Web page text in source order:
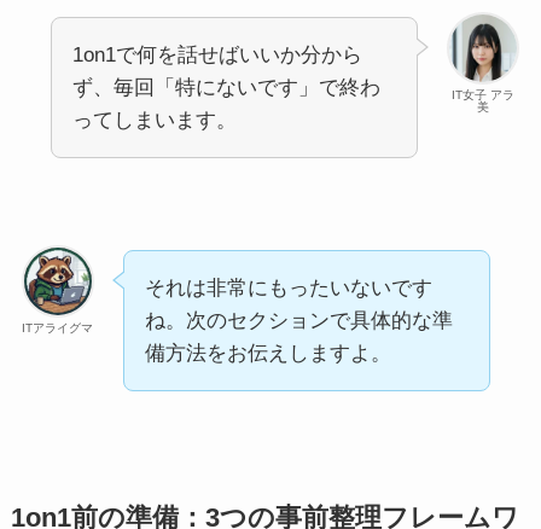
IT女子 アラ
美
1on1で何を話せばいいか分から
ず、毎回「特にないです」で終わ
ってしまいます。
ITアライグマ
それは非常にもったいないです
ね。次のセクションで具体的な準
備方法をお伝えしますよ。
1on1前の準備：3つの事前整理フレームワ